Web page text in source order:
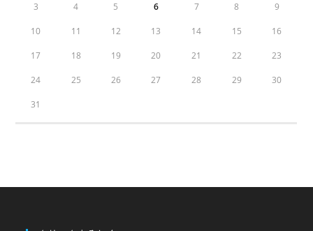
3 4 5 6 7 8 9
10 11 12 13 14 15 16
17 18 19 20 21 22 23
24 25 26 27 28 29 30
31